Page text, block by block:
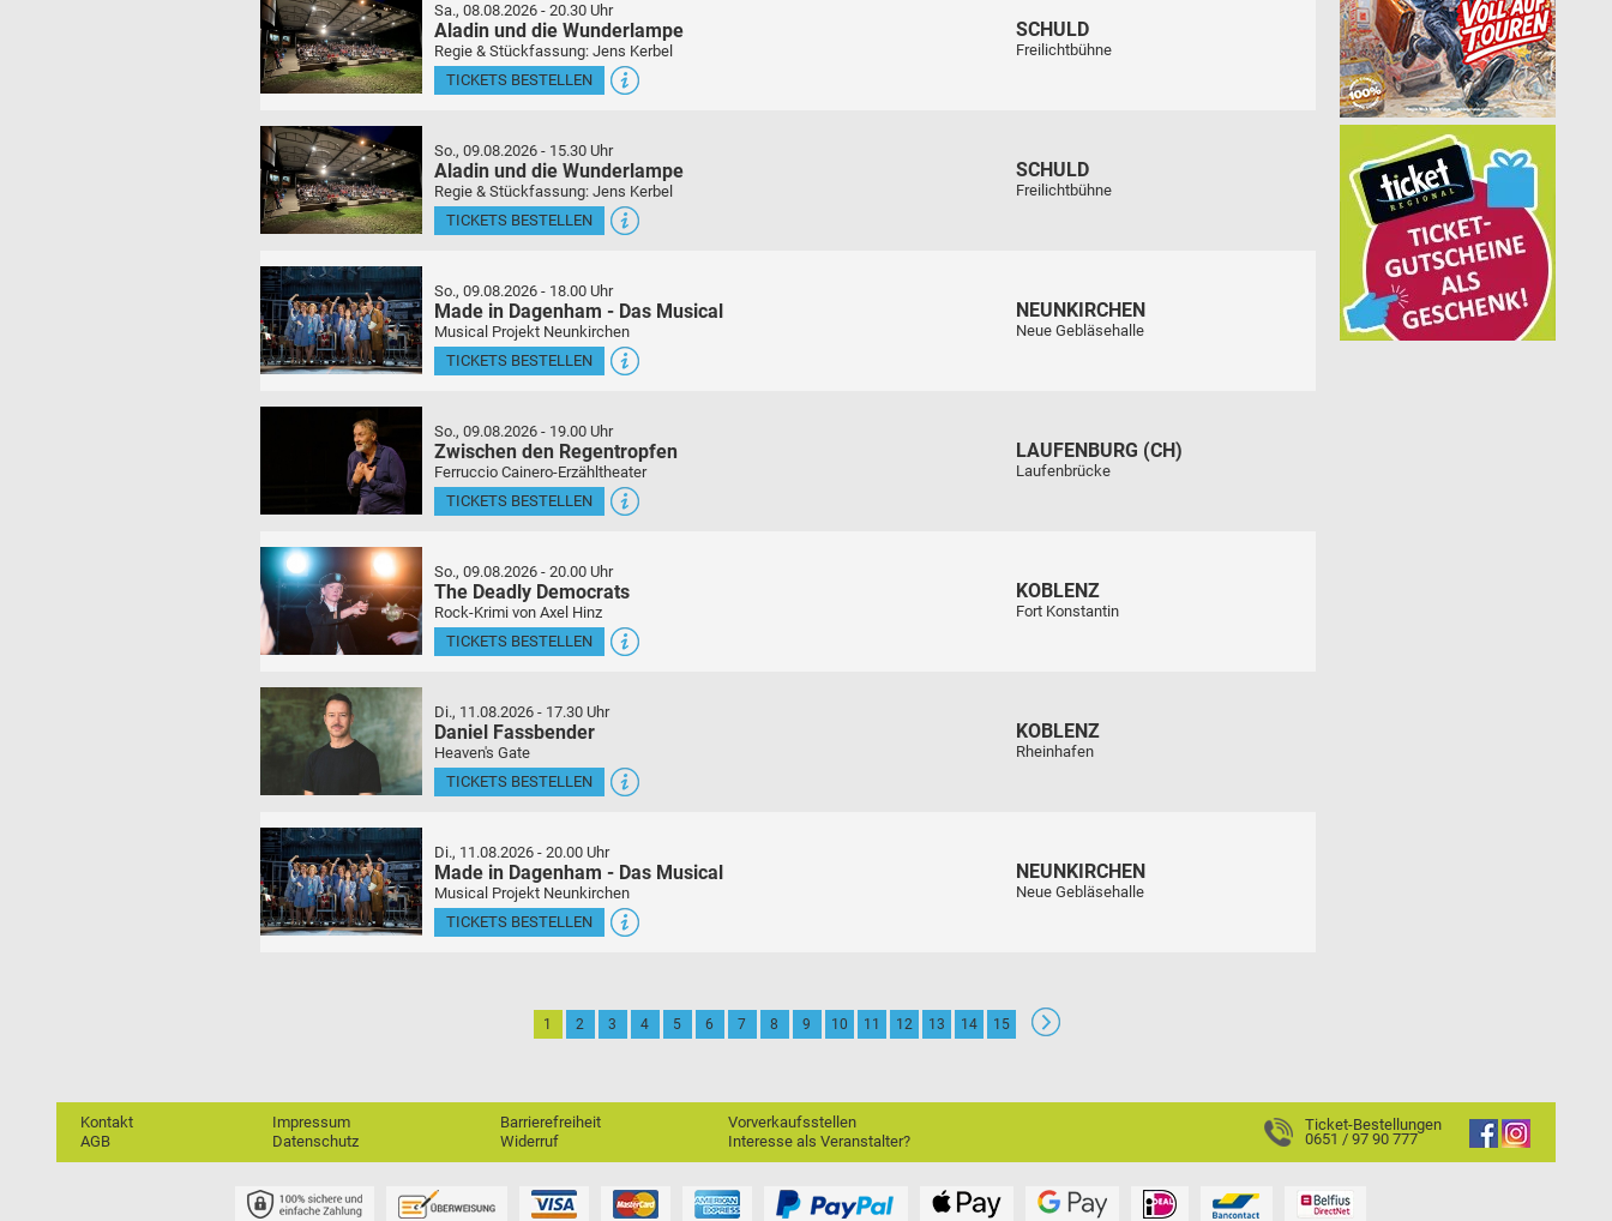
Sa., 08.08.2026 - 20.30 Uhr
Aladin und die Wunderlampe
Regie & Stückfassung: Jens Kerbel
TICKETS BESTELLEN
SCHULD
Freilichtbühne
So., 09.08.2026 - 15.30 Uhr
Aladin und die Wunderlampe
Regie & Stückfassung: Jens Kerbel
TICKETS BESTELLEN
SCHULD
Freilichtbühne
So., 09.08.2026 - 18.00 Uhr
Made in Dagenham - Das Musical
Musical Projekt Neunkirchen
TICKETS BESTELLEN
NEUNKIRCHEN
Neue Gebläsehalle
So., 09.08.2026 - 19.00 Uhr
Zwischen den Regentropfen
Ferruccio Cainero-Erzähltheater
TICKETS BESTELLEN
LAUFENBURG (CH)
Laufenbrücke
So., 09.08.2026 - 20.00 Uhr
The Deadly Democrats
Rock-Krimi von Axel Hinz
TICKETS BESTELLEN
KOBLENZ
Fort Konstantin
Di., 11.08.2026 - 17.30 Uhr
Daniel Fassbender
Heaven's Gate
TICKETS BESTELLEN
KOBLENZ
Rheinhafen
Di., 11.08.2026 - 20.00 Uhr
Made in Dagenham - Das Musical
Musical Projekt Neunkirchen
TICKETS BESTELLEN
NEUNKIRCHEN
Neue Gebläsehalle
1 2 3 4 5 6 7 8 9 10 11 12 13 14 15
Kontakt
AGB
Impressum
Datenschutz
Barrierefreiheit
Widerruf
Vorverkaufsstellen
Interesse als Veranstalter?
Ticket-Bestellungen
0651 / 97 90 777